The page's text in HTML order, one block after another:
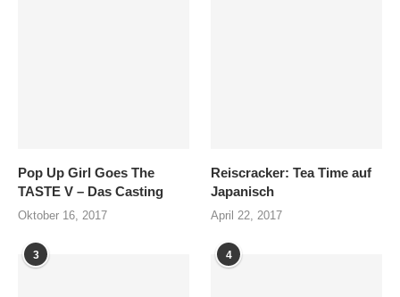
Pop Up Girl Goes The
TASTE V – Das Casting
Oktober 16, 2017
Reiscracker: Tea Time auf
Japanisch
April 22, 2017
3 4